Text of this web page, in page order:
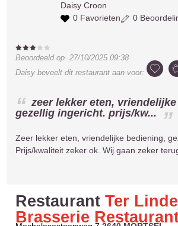
Daisy Croon
0 Favorieten
0
Beoordeeld op27/10/2025 09:38
Daisy beveelt dit restaurant aan voor:
zeer lekker eten,
gezellig ingericht. prijs/kw...
Zeer lekker eten, vriendelijke bediening,
Prijs/kwaliteit zeker ok. Wij gaan zeker
Restaurant Ter Linde
Brasserie